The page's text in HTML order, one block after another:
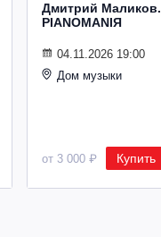
Дмитрий Маликов.
PIANOMANIЯ
04.11.2026 19:00
Дом музыки
от 3 000 ₽ Купить